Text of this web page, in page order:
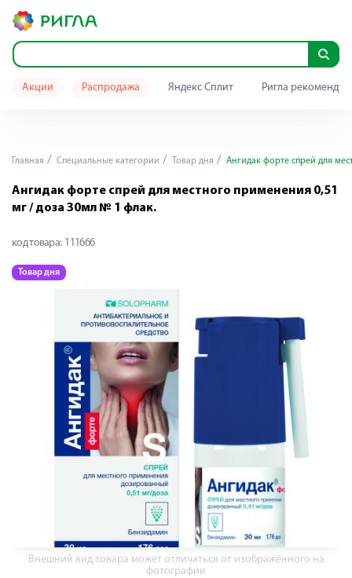
Акции Распродажа Яндекс Сплит Ригла
Главная Специальные категории Товар дня Ангидак форте спрей для
Ангидак форте спрей для местного применения 0,51
мг / доза 30мл № 1 флак.
код товара: 111666
Товар дня
Внешний вид товара может отличаться от изображённого на
фотографии